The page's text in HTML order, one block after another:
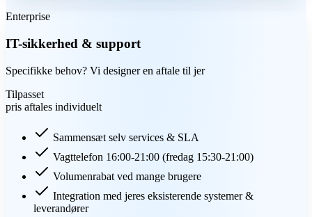
Enterprise
IT-sikkerhed & support
Specifikke behov? Vi designer en aftale til jer
Tilpasset
pris aftales individuelt
Sammensæt selv services & SLA
Vagttelefon 16:00-21:00 (fredag 15:30-21:00)
Volumenrabat ved mange brugere
Integration med jeres eksisterende systemer &
leverandører